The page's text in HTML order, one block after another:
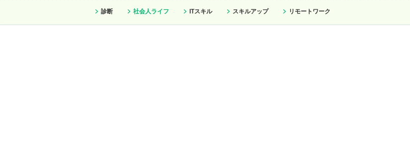
診断 社会人ライフ ITスキル スキルアップ リモートワーク